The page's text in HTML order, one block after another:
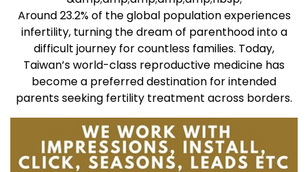
Around 23.2% of the global population experiences
infertility, turning the dream of parenthood into a
difficult journey for countless families. Today,
Taiwan’s world-class reproductive medicine has
become a preferred destination for intended
parents seeking fertility treatment across borders.